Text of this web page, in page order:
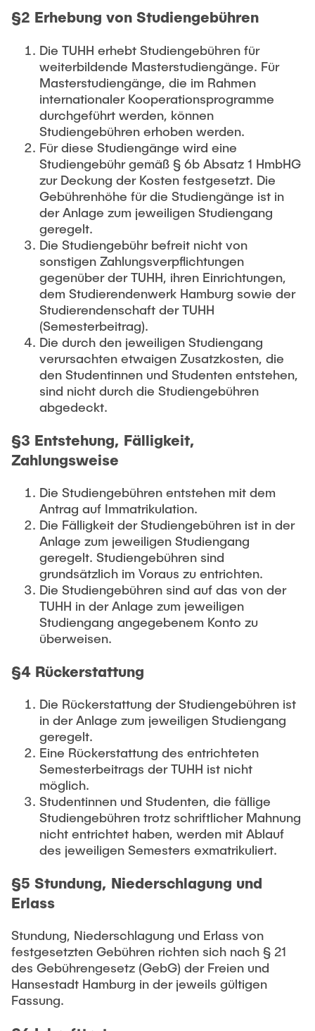
§2 Erhebung von Studiengebühren
Die TUHH erhebt Studiengebühren für
weiterbildende Masterstudiengänge. Für
Masterstudiengänge, die im Rahmen
internationaler Kooperationsprogramme
durchgeführt werden, können
Studiengebühren erhoben werden.
Für diese Studiengänge wird eine
Studiengebühr gemäß § 6b Absatz 1 HmbHG
zur Deckung der Kosten festgesetzt. Die
Gebührenhöhe für die Studiengänge ist in
der Anlage zum jeweiligen Studiengang
geregelt.
Die Studiengebühr befreit nicht von
sonstigen Zahlungsverpflichtungen
gegenüber der TUHH, ihren Einrichtungen,
dem Studierendenwerk Hamburg sowie der
Studierendenschaft der TUHH
(Semesterbeitrag).
Die durch den jeweiligen Studiengang
verursachten etwaigen Zusatzkosten, die
den Studentinnen und Studenten entstehen,
sind nicht durch die Studiengebühren
abgedeckt.
§3 Entstehung, Fälligkeit,
Zahlungsweise
Die Studiengebühren entstehen mit dem
Antrag auf Immatrikulation.
Die Fälligkeit der Studiengebühren ist in der
Anlage zum jeweiligen Studiengang
geregelt. Studiengebühren sind
grundsätzlich im Voraus zu entrichten.
Die Studiengebühren sind auf das von der
TUHH in der Anlage zum jeweiligen
Studiengang angegebenem Konto zu
überweisen.
§4 Rückerstattung
Die Rückerstattung der Studiengebühren ist
in der Anlage zum jeweiligen Studiengang
geregelt.
Eine Rückerstattung des entrichteten
Semesterbeitrags der TUHH ist nicht
möglich.
Studentinnen und Studenten, die fällige
Studiengebühren trotz schriftlicher Mahnung
nicht entrichtet haben, werden mit Ablauf
des jeweiligen Semesters exmatrikuliert.
§5 Stundung, Niederschlagung und
Erlass
Stundung, Niederschlagung und Erlass von
festgesetzten Gebühren richten sich nach § 21
des Gebührengesetz (GebG) der Freien und
Hansestadt Hamburg in der jeweils gültigen
Fassung.